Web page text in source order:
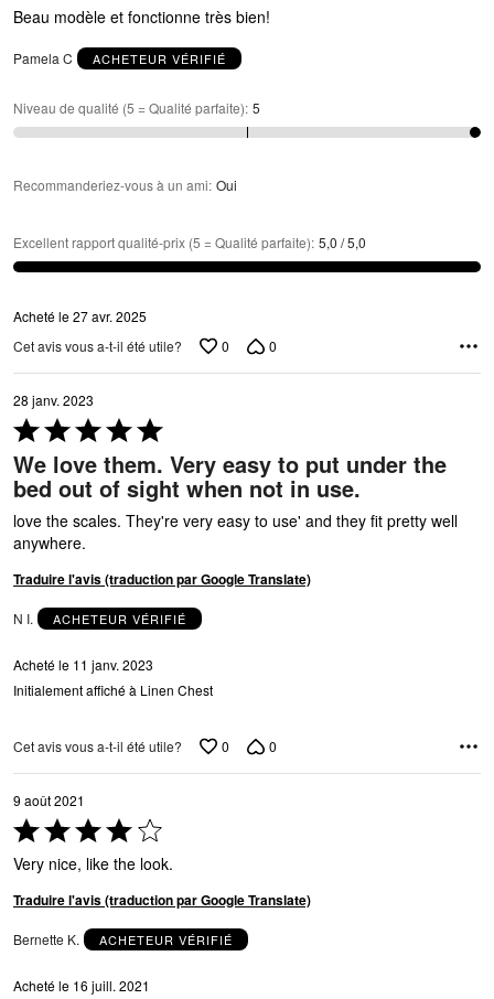
Beau modèle et fonctionne très bien!
Pamela C ACHETEUR VÉRIFIÉ
Niveau de qualité (5 = Qualité parfaite): 5
Recommanderiez-vous à un ami: Oui
Excellent rapport qualité-prix (5 = Qualité parfaite): 5,0 / 5,0
Acheté le 27 avr. 2025
Cet avis vous a-t-il été utile?
0 0
28 janv. 2023
Coté
5 sur
5
We love them. Very easy to put under the
bed out of sight when not in use.
love the scales. They're very easy to use' and they fit pretty well
anywhere.
Traduire l'avis (traduction par Google Translate)
N I. ACHETEUR VÉRIFIÉ
Acheté le 11 janv. 2023
Initialement affiché à Linen Chest
Cet avis vous a-t-il été utile? 0 0
9 août 2021
Coté
4 sur
5
Very nice, like the look.
Traduire l'avis (traduction par Google Translate)
Bernette K. ACHETEUR VÉRIFIÉ
Acheté le 16 juill. 2021